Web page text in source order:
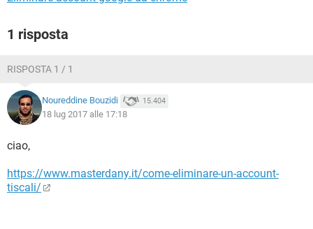
1 risposta
RISPOSTA 1 / 1
Noureddine Bouzidi 15.404
18 lug 2017 alle 17:18
ciao,
https://www.masterdany.it/come-eliminare-un-account-
tiscali/